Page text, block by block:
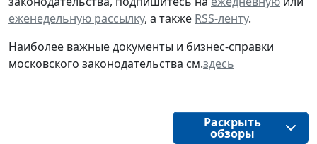
еженедельную рассылку, а также RSS-ленту.
Наиболее важные документы и бизнес-справки
московского законодательства см.здесь
Раскрыть
обзоры